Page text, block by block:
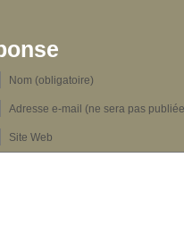
Nom (obligatoire)
Adresse e-mail (ne sera pas
Site Web